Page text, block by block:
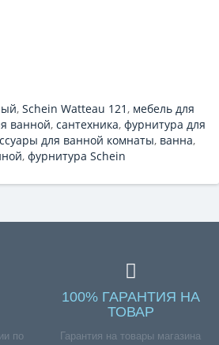
, Schein Watteau 121, мебель для
ванной, сантехника, фурнитура для
для ванной комнаты, ванна,
, фурнитура Schein
по
100% ГАРАНТИЯ НА
ТОВАР
Гарантия на товары магазина